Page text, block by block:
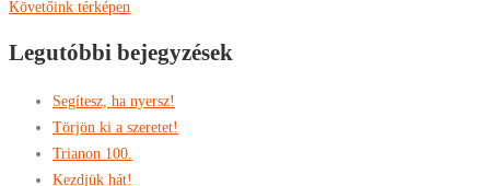
Követőink térképen
Legutóbbi bejegyzések
Segítesz, ha nyersz!
Törjön ki a szeretet!
Trianon 100.
Kezdjük hát!